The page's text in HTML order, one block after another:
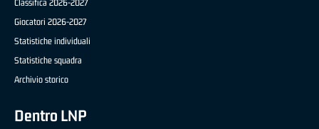
Classifica 2026-2027
Giocatori 2026-2027
Statistiche individuali
Statistiche squadra
Archivio storico
Dentro LNP